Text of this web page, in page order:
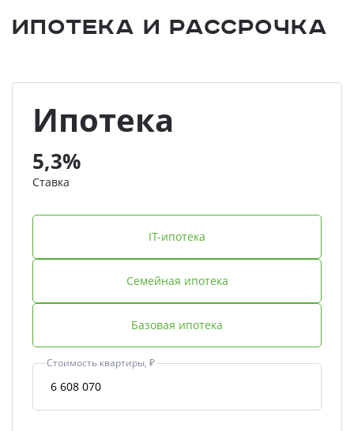
Ипотека и Рассрочка
Ипотека
5,3%
Ставка
IT-ипотека
Семейная ипотека
Базовая ипотека
Стоимость квартиры, ₽